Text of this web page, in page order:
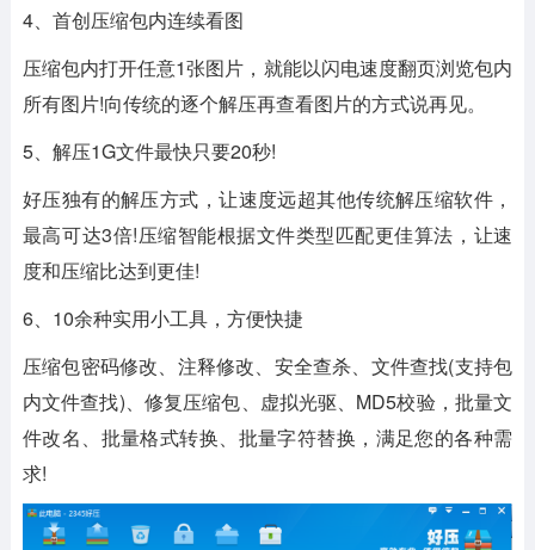
4、首创压缩包内连续看图
压缩包内打开任意1张图片，就能以闪电速度翻页浏览包内
所有图片!向传统的逐个解压再查看图片的方式说再见。
5、解压1G文件最快只要20秒!
好压独有的解压方式，让速度远超其他传统解压缩软件，
最高可达3倍!压缩智能根据文件类型匹配更佳算法，让速
度和压缩比达到更佳!
6、10余种实用小工具，方便快捷
压缩包密码修改、注释修改、安全查杀、文件查找(支持包
内文件查找)、修复压缩包、虚拟光驱、MD5校验，批量文
件改名、批量格式转换、批量字符替换，满足您的各种需
求!